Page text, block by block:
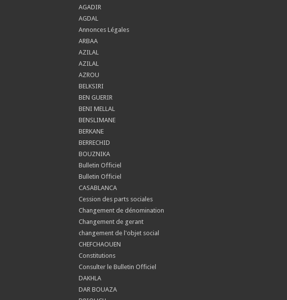
AGADIR
AGDAL
Annonces Légales
ARBAA
AZILAL
AZILAL
AZROU
BELKSIRI
BEN GUERIR
BENI MELLAL
BENSLIMANE
BERKANE
BERRECHID
BOUZNIKA
Bulletin Officiel
Bulletin Officiel
CASABLANCA
Cession des parts sociales
Changement de dénomination
Changement de gerant
changement de l'objet social
CHEFCHAOUEN
Constitutions
Consulter le Bulletin Officiel
DAKHLA
DAR BOUAZA